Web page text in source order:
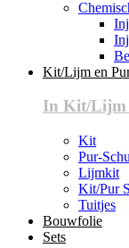
Kit/Lijm en
In Kit/Lijm
Kit
Pur-
Lijmkit
Kit/Pur
Tuitjes
Bouwfolie
Sets